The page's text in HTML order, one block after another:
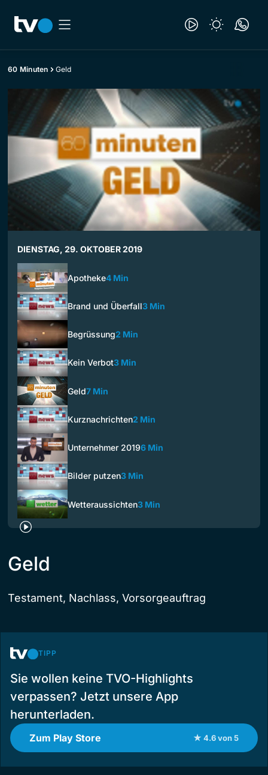
60 Minuten Geld
DIENSTAG, 29. OKTOBER 2019
Apotheke4 Min
Brand und Überfall3 Min
Begrüssung2 Min
Kein Verbot3 Min
Geld7 Min
Kurznachrichten2 Min
Unternehmer 20196 Min
Bilder putzen3 Min
Wetteraussichten3 Min
Geld
Testament, Nachlass, Vorsorgeauftrag
TIPP
Sie wollen keine TVO-Highlights
verpassen? Jetzt unsere App
herunterladen.
Zum Play Store ★ 4.6 von 5